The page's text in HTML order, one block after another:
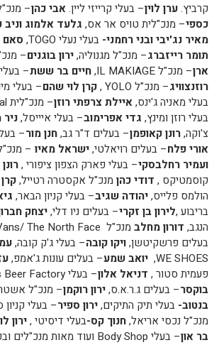
קרביץ.ערן לוין– בעלי קרייזי ליין.אבי כהן–
כספי– מנכ"לית טויס אר אס, גלעד אלמוג וניב
מאיר נג'יבי ובני רחמני- בעלי נעלי TOGO, סאם
תומר רייזברג– מנכ"ל מגנוליה,ירון בוגנים–
ארן– מנכ"ל IL MAKIAGE, חיים בר ששת–
רוזנצוויג– מנכ"ל YOLO , קרן לוי שהם– בעלי
בעלי מאניה ג'ינס,איילת צרפתי רוזן– מנכ"לית iDigital,
בעלי רוזן ומינץ, גדי אפרימוב– בעלי איייסל,
צ'וקה,רונן קאופמן– בעלים ד"ר גב,חנן מור–
אורי פלח– בעלים רויאלטי,ישראל מאיו –
ועמיר רחלבסקי– בעלי פארק הצפון ציפורי ,
קוסמטיקס , דודי כהן מנכ"ל אקסטרה רטייל,
הולמס פלייס,יהודה שגיב– בעלי קניון הבאר,
בריבוע ,לירון בן זקרי– בעלים ניו דלי,יצחק
הנגב, דורון מחלב מנכ"ל Vans/ The North Face,
בעלים פרשקיטשן,ויקו קובה– בעלי ג'ק קובה,
WE SHOES, יואב שמע– בעלים עונות ג'אמפ,
פעמית סטור , דניאל אלון– בעלי Jems Beer Factory,
בוקסר– בעלים ג.ר.א.ס,ירון רוקמן– מנכ"ל
בנטוב- בעלי תיק התיקים,ירון ספיר– בעלי קניון
מנכ"ל נכסי אריאל,חנוך קס-בעלי דיסיטי ,ירון
בר און– בעלי Body Shop ועוד מאות מנכ"לים ובכירי הענף .